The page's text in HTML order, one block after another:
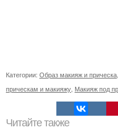
Категории: Образ макияж и прическа
прическам и макияжу Макияж под
Читайте также